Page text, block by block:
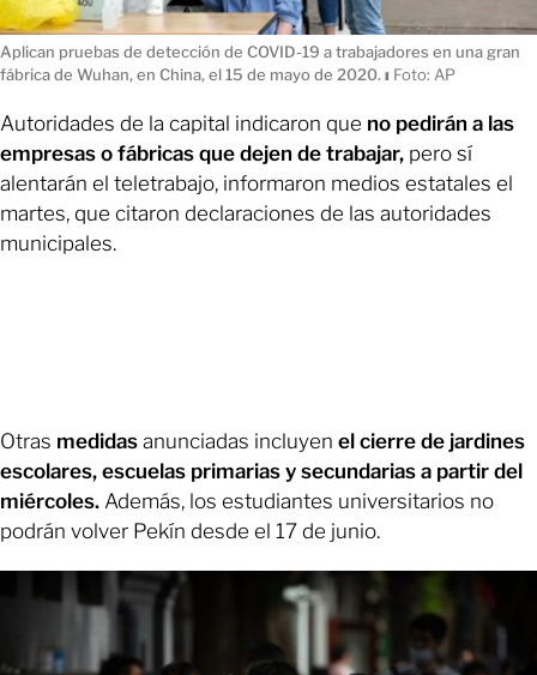
Aplican pruebas de detección de COVID-19 a trabajadores en una gran
fábrica de Wuhan, en China, el 15 de mayo de 2020. ı Foto: AP
Autoridades de la capital indicaron que no pedirán a las
empresas o fábricas que dejen de trabajar, pero sí
alentarán el teletrabajo, informaron medios estatales el
martes, que citaron declaraciones de las autoridades
municipales.
Otras medidas anunciadas incluyen el cierre de jardines
escolares, escuelas primarias y secundarias a partir del
miércoles. Además, los estudiantes universitarios no
podrán volver Pekín desde el 17 de junio.